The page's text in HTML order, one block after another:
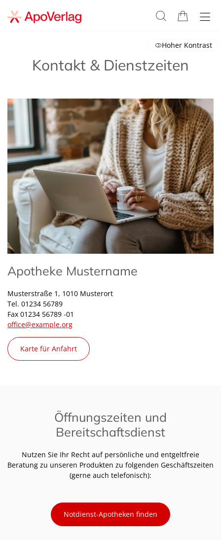
Hoher Kontrast
Kontakt & Dienstzeiten
Apotheke Mustername
Musterstraße 1, 1010 Musterort
Tel. 01234 56789
Fax 01234 56789 -01
office@example.org
Karte für Anfahrt
Öffnungszeiten und
Bereitschaftsdienst
Nutzen Sie Ihr Recht auf persönliche und entgeltfreie
Beratung zu unseren Produkten zu folgenden Geschäftszeiten
(gerne auch telefonisch):
Notdienst-Apotheken finden